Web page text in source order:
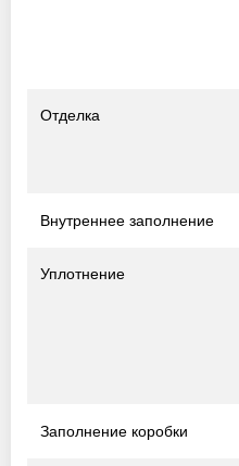
Отделка
Внутреннее заполнение
Уплотнение
Заполнение коробки